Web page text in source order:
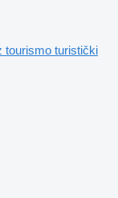
tourismo turistički